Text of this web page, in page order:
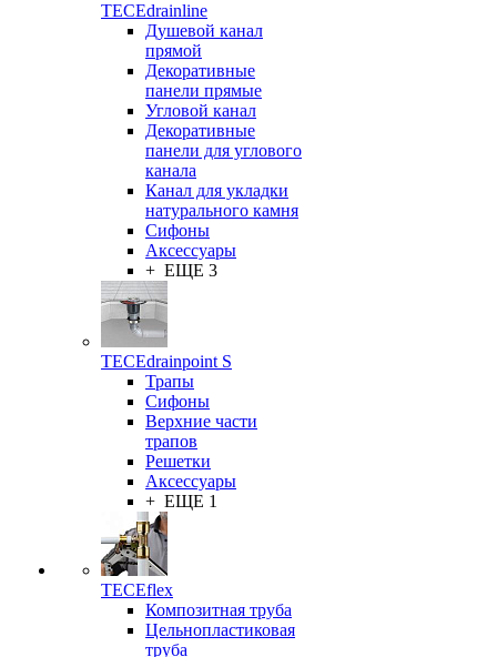
TECEdrainline
Душевой канал
прямой
Декоративные
панели прямые
Угловой канал
Декоративные
панели для углового
канала
Канал для укладки
натурального камня
Сифоны
Аксессуары
+ ЕЩЕ 3
TECEdrainpoint S
Трапы
Сифоны
Верхние части
трапов
Решетки
Аксессуары
+ ЕЩЕ 1
TECEflex
Композитная труба
Цельнопластиковая
труба